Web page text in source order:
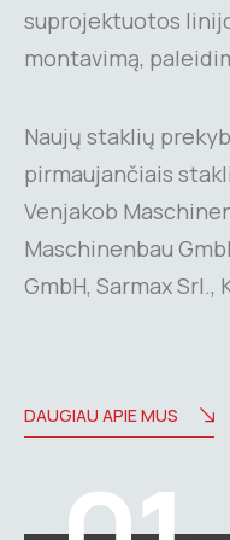
suprojektuotos
montavimą,
Naujų staklių
pirmaujančiais
Venjakob
Maschinenbau
GmbH, Sarmax
DAUGIAU APIE MUS